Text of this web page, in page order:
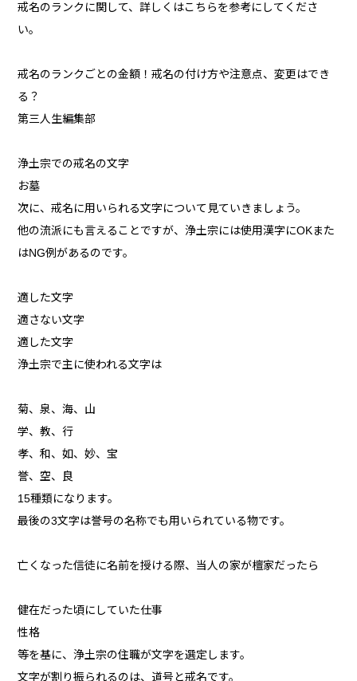
戒名のランクに関して、詳しくはこちらを参考にしてくださ
い。
戒名のランクごとの金額！戒名の付け方や注意点、変更はでき
る？
第三人生編集部
浄土宗での戒名の文字
お墓
次に、戒名に用いられる文字について見ていきましょう。
他の流派にも言えることですが、浄土宗には使用漢字にOKまた
はNG例があるのです。
適した文字
適さない文字
適した文字
浄土宗で主に使われる文字は
菊、泉、海、山
学、教、行
孝、和、如、妙、宝
誉、空、良
15種類になります。
最後の3文字は誉号の名称でも用いられている物です。
亡くなった信徒に名前を授ける際、当人の家が檀家だったら
健在だった頃にしていた仕事
性格
等を基に、浄土宗の住職が文字を選定します。
文字が割り振られるのは、道号と戒名です。